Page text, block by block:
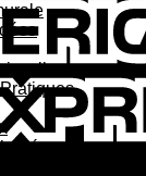
Pratiques
bébé